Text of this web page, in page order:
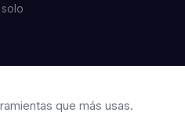
que más usas.